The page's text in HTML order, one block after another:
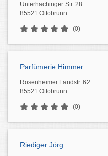
Unterhachinger Str. 28
85521 Ottobrunn
(0)
Parfümerie Himmer
Rosenheimer Landstr. 62
85521 Ottobrunn
(0)
Riediger Jörg